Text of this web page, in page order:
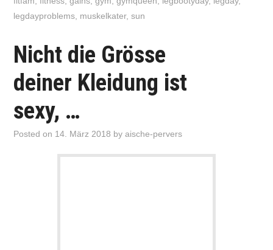
legdayproblems muskelkater,sun
Nicht die Grösse
deiner Kleidung ist
sexy, …
Posted on 14. März 2018 byaische-pervers